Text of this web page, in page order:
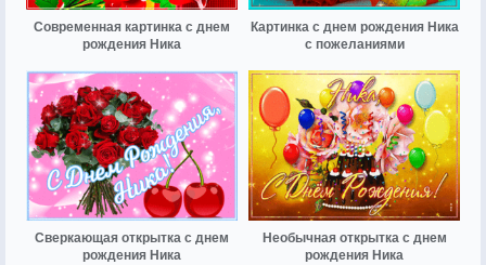
Современная картинка с днем
рождения Ника
Картинка с днем рождения Ника
с пожеланиями
Сверкающая открытка с днем
рождения Ника
Необычная открытка с днем
рождения Ника